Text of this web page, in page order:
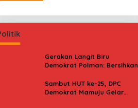
Gerakan Langit Biru
Demokrat Polman: Bersihkan
Donor Darah
Sambut HUT ke-25, DPC
Demokrat Mamuju Gelar